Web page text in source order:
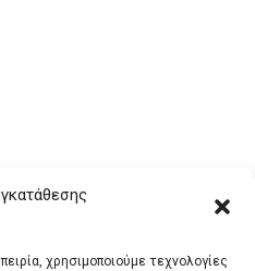
χρησιμοποιούμε τεχνολογίες
Περιστέρι (Είσοδος από